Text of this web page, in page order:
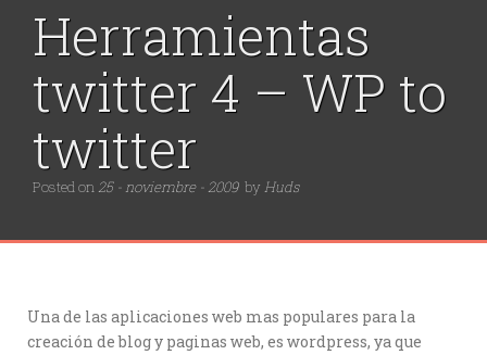
Herramientas
twitter 4 – WP to
twitter
Posted on 25 - noviembre - 2009 by Huds
Una de las aplicaciones web mas populares para la
creación de blog y paginas web, es wordpress, ya que